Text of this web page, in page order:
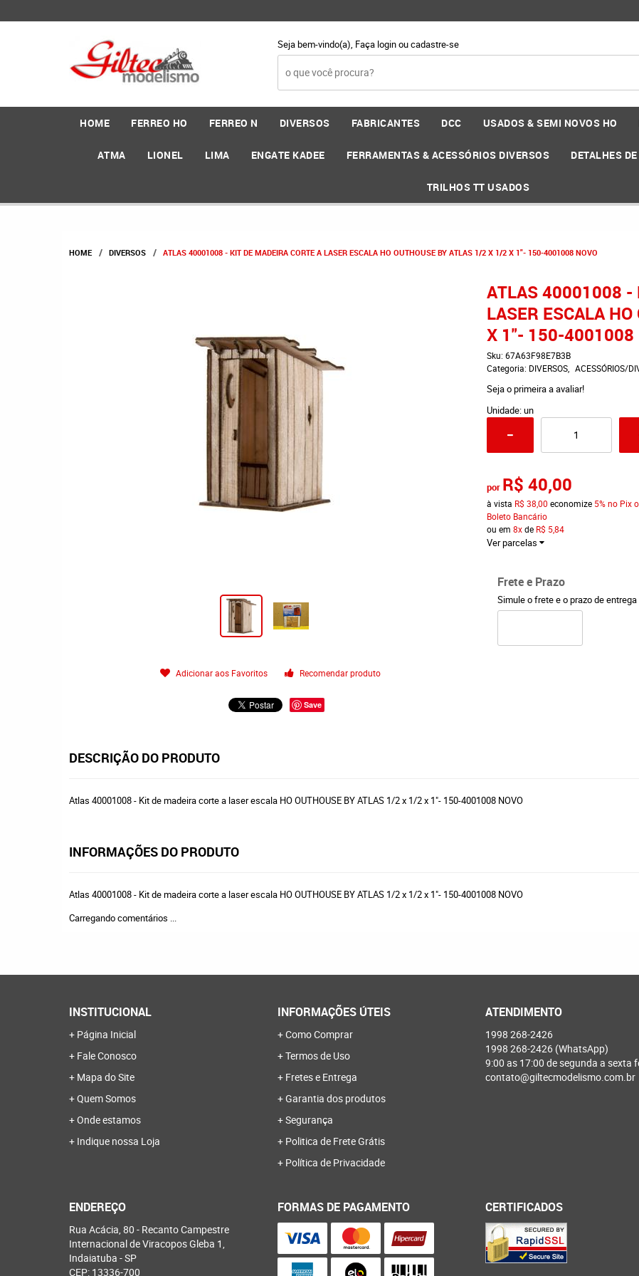
Seja bem-vindo(a), Faça loginoucadastre-se
HOME FERREO HO FERREO N DIVERSOS FABRICANTES DCC USADOS & SEMI NOVOS HO
ATMA LIONEL LIMA ENGATE KADEE FERRAMENTAS & ACESSÓRIOS DIVERSOS DETALHES
TRILHOS TT USADOS
HOME DIVERSOS ATLAS 40001008 - KIT DE MADEIRA CORTE A LASER ESCALA HO OUTHOUSE BY ATLAS 1/2 X 1/2 X 1"- 150-4001008 NOVO
Adicionar aos Favoritos Recomendar produto
Save
ATLAS 40001008 -
LASER ESCALA
X 1"- 150-4001008
Sku: 67A63F98E7B3B
Categoria: DIVERSOS ACESSÓRIOS/
Seja o primeira a avaliar!
Unidade: un
por R$ 40,00
à vista R$ 38,00 economize 5% no Pix
Boleto Bancário
ou em 8xde R$ 5,84
Ver parcelas
Frete e Prazo
Simule o frete e o prazo de
DESCRIÇÃO DO PRODUTO
Atlas 40001008 - Kit de madeira corte a laser escala HO OUTHOUSE BY ATLAS 1/2 x 1/2 x 1"- 150-4001008 NOVO
INFORMAÇÕES DO PRODUTO
Atlas 40001008 - Kit de madeira corte a laser escala HO OUTHOUSE BY ATLAS 1/2 x 1/2 x 1"- 150-4001008 NOVO
Carregando comentários ...
INSTITUCIONAL
Página Inicial
Fale Conosco
Mapa do Site
Quem Somos
Onde estamos
Indique nossa Loja
INFORMAÇÕES ÚTEIS
Como Comprar
Termos de Uso
Fretes e Entrega
Garantia dos produtos
Segurança
Politica de Frete Grátis
Política de Privacidade
ATENDIMENTO
1998 268-2426
1998 268-2426 (WhatsApp)
9:00 as 17:00 de segunda a sexta
contato@giltecmodelismo.com.br
ENDEREÇO
Rua Acácia, 80 - Recanto Campestre
Internacional de Viracopos Gleba 1,
Indaiatuba -SP
CEP: 13336-700
FORMAS DE PAGAMENTO CERTIFICADOS